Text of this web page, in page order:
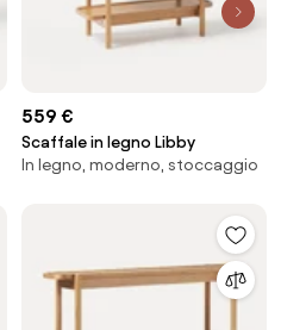
559 €
Scaffale in legno Libby
In legno, moderno, stoccaggio